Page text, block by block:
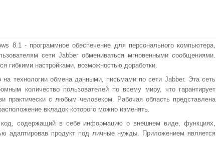
8.1 - программное обеспечение для персонального компьютера,
сети Jabber обмениваться мгновенными сообщениями.
гибкими настройками, возможностью доработки.
на технологии обмена данными, письмами по сети Jabber. Эта сеть
количество пользователей по всему миру, что гарантирует
практически с любым человеком. Рабочая область представлена
вкладок которого можно изменять.
код, содержащий в себе информацию о внешнем виде, функциях,
адаптировав продукт под личные нужды. Приложением является